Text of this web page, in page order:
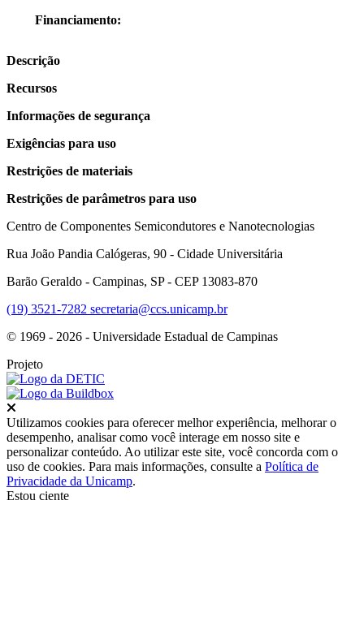
Financiamento:
Descrição
Recursos
Informações de segurança
Exigências para uso
Restrições de materiais
Restrições de parâmetros para uso
Centro de Componentes Semicondutores e Nanotecnologias
Rua João Pandia Calógeras, 90 - Cidade Universitária
Barão Geraldo - Campinas, SP - CEP 13083-870
(19) 3521-7282 secretaria@ccs.unicamp.br
© 1969 - 2026 - Universidade Estadual de Campinas
Projeto
Utilizamos cookies para oferecer melhor experiência, melhorar o
desempenho, analisar como você interage em nosso site e
personalizar conteúdo. Ao utilizar este site, você concorda com o
uso de cookies. Para mais informações, consulte a Política de
Privacidade da Unicamp.
Estou ciente